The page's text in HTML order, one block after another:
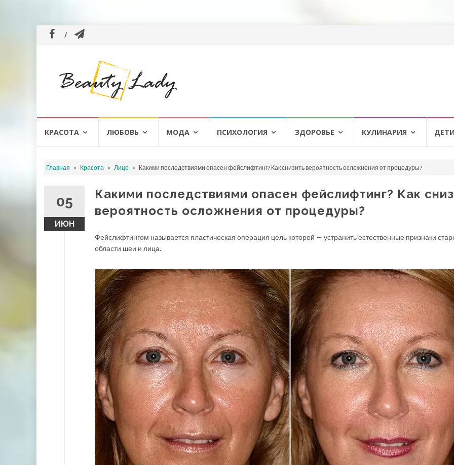
КРАСОТА ЛЮБОВЬ МОДА ПСИХОЛОГИЯ ЗДОРОВЬЕ КУЛИНАРИЯ
Главная » Красота » Лицо » Какими последствиями опасен фейслифтинг? Как снизить вероятность осложнения от процедуры?
05
ИЮН
Какими последствиями опасен фейслифтинг? Как
вероятность осложнения от процедуры?
Фейслифтингом называется пластическая операция цель которой — устранить естественные признаки
области шеи и лица.